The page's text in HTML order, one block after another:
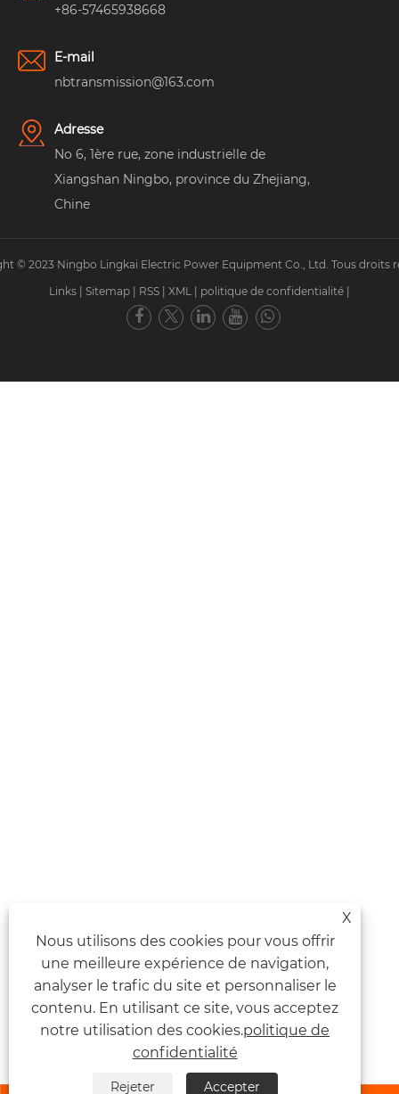
+86-57465938668
E-mail
nbtransmission@163.com
Adresse
No 6, 1ère rue, zone industrielle de
Xiangshan Ningbo, province du Zhejiang,
Chine
© 2023 Ningbo Lingkai Electric Power Equipment Co., Ltd. Tous droits
Links | Sitemap | RSS | XML | politique de confidentialité |
X
Nous utilisons des cookies pour vous offrir
une meilleure expérience de navigation,
analyser le trafic du site et personnaliser le
contenu. En utilisant ce site, vous acceptez
notre utilisation des cookies.politique de
confidentialité
Rejeter Accepter